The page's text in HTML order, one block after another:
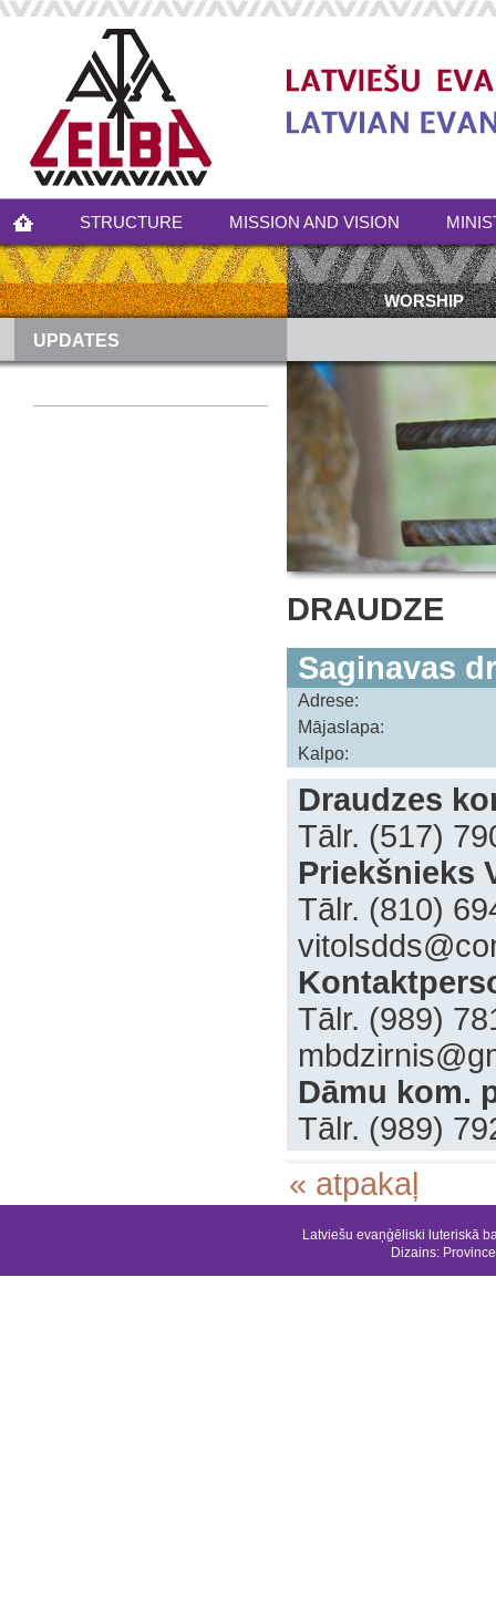
STRUCTURE MISSION AND VISION
WORSHIP
UPDATES
DRAUDZE
Saginavas
Adrese:
Mājaslapa:
Kalpo:
Draudzes
Tālr. (517)
Priekšnieks
Tālr. (810)
‌Tālr. (989)
‍Dāmu kom.
‍Tālr. (989)
« atpakaļ
Latviešu evaņģēliski luteriskā
Dizains: